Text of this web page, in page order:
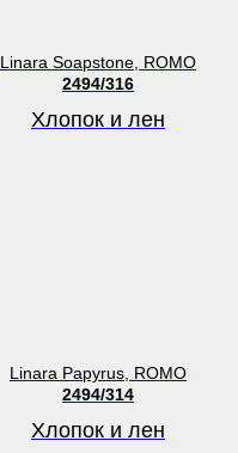
Linara Soapstone, ROMO
2494/316
Хлопок и лен
Linara Papyrus, ROMO
2494/314
Хлопок и лен